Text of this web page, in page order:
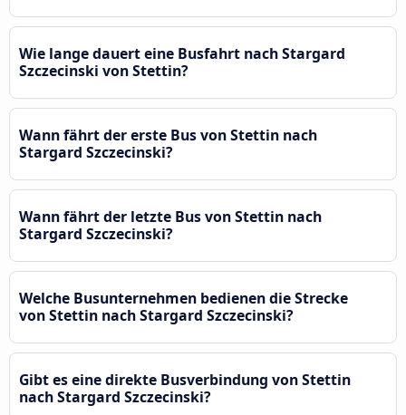
Wie lange dauert eine Busfahrt nach Stargard
Szczecinski von Stettin?
Wann fährt der erste Bus von Stettin nach
Stargard Szczecinski?
Wann fährt der letzte Bus von Stettin nach
Stargard Szczecinski?
Welche Busunternehmen bedienen die Strecke
von Stettin nach Stargard Szczecinski?
Gibt es eine direkte Busverbindung von Stettin
nach Stargard Szczecinski?